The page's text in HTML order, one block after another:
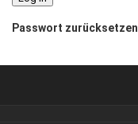
Passwort zurücksetzen